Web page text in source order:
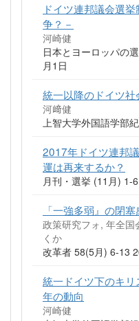
ドイツ連邦議会選
争？－
河崎健
日本とヨーロッパの
月1日
統一以降のドイツ社
河﨑健
上智大学外国語学部
2017年ドイツ連邦
運は再来するか？
月刊・選挙 (11月) 1-
「一強多弱』の閉
政策研究フォ, 年全国
くか
改革者 58(5月) 6-13
統一ドイツ下のキ
年の動向
河崎健